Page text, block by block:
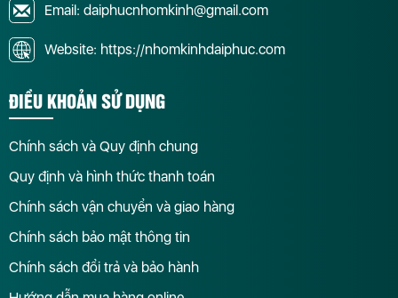
Email: daiphucnhomkinh@gmail.com
Website: https://nhomkinhdaiphuc.com
ĐIỀU KHOẢN SỬ DỤNG
Chính sách và Quy định chung
Quy định và hình thức thanh toán
Chính sách vận chuyển và giao hàng
Chính sách bảo mật thông tin
Chính sách đổi trả và bảo hành